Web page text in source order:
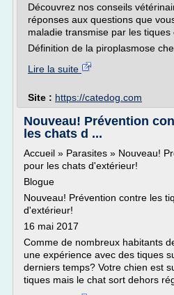
Découvrez nos conseils
réponses aux questions que
maladie transmise par les tiques
Définition de la piroplasmose
Lire la suite
Site : https://catedog.com
Nouveau! Prévention
les chats d ...
Accueil » Parasites » Nouveau!
pour les chats d'extérieur!
Blogue
Nouveau! Prévention contre les
d'extérieur!
16 mai 2017
Comme de nombreux habitants
une expérience avec des tiques
derniers temps? Votre chien est
tiques mais le chat sort dehors